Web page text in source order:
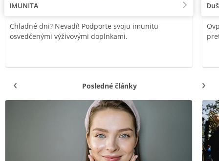
IMUNITA
Chladné dni? Nevadí! Podporte svoju imunitu
osvedčenými výživovými doplnkami.
Posledné články